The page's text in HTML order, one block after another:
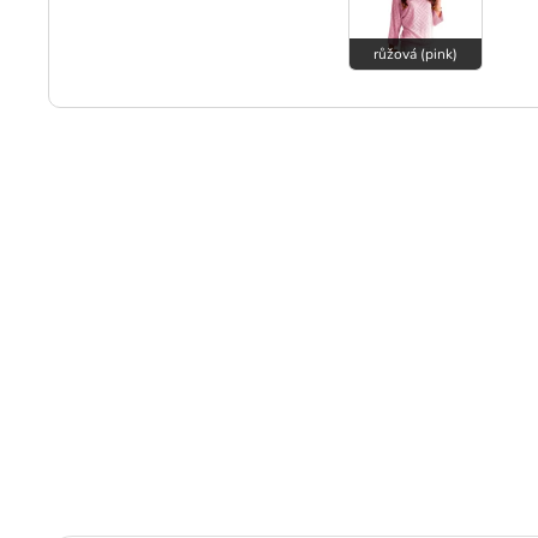
růžová (pink)